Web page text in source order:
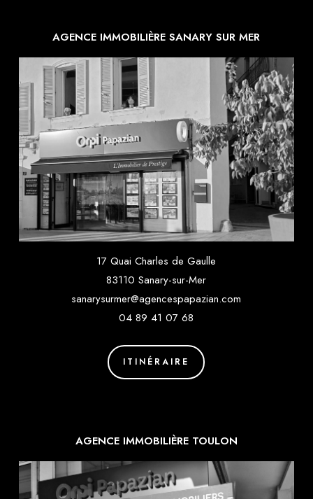
AGENCE IMMOBILIÈRE SANARY SUR MER
17 Quai Charles de Gaulle
83110 Sanary-sur-Mer
sanarysurmer@agencespapazian.com
04 89 41 07 68
ITINÉRAIRE
AGENCE IMMOBILIÈRE TOULON